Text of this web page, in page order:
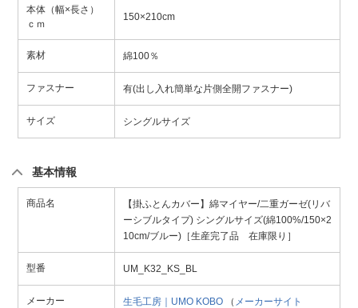
本体（幅×長さ）
ｃｍ
150×210cm
素材 綿100％
ファスナー 有(出し入れ簡単な片側全開ファスナー)
サイズ シングルサイズ
基本情報
商品名
【掛ふとんカバー】綿マイヤー/二重ガーゼ(リバ
ーシブルタイプ) シングルサイズ(綿100%/150×2
10cm/ブルー)［生産完了品 在庫限り］
型番 UM_K32_KS_BL
メーカー 生毛工房｜UMO KOBO （ メーカーサイト